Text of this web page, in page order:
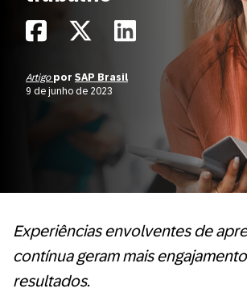
Artigo por SAP Brasil
9 de junho de 2023
Experiências envolventes de
contínua geram mais
resultados.